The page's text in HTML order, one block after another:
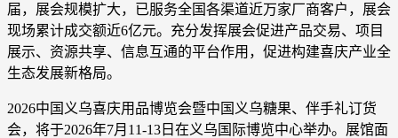
届，展会规模扩大，已服务全国各渠道近万家厂商客户，展会
现场累计成交额近6亿元。充分发挥展会促进产品交易、项目
展示、资源共享、信息互通的平台作用，促进构建喜庆产业全
生态发展新格局。
2026中国义乌喜庆用品博览会暨中国义乌糖果、伴手礼订货
会，将于2026年7月11-13日在义乌国际博览中心举办。展馆面